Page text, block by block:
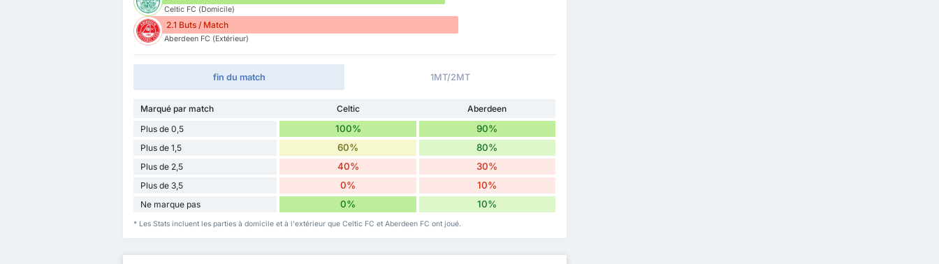
Celtic FC (Domicile)
2.1 Buts / Match
Aberdeen FC (Extérieur)
fin du match 1MT/2MT
Marqué par match Celtic
Aberdeen
Plus de 0,5
100% 90%
Plus de 1,5 60% 80%
Plus de 2,5 40% 30%
Plus de 3,5 0% 10%
Ne marque pas 0% 10%
* Les Stats incluent les parties à domicile et à l'extérieur que Celtic FC et Aberdeen FC ont joué.